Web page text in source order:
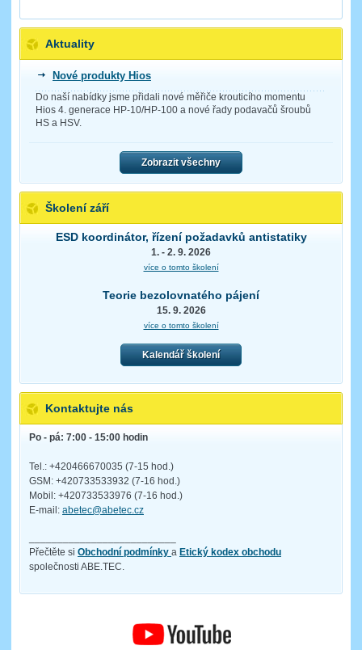
Aktuality
Nové produkty Hios
Do naší nabídky jsme přidali nové měřiče krouticího momentu
Hios 4. generace HP-10/HP-100 a nové řady podavačů šroubů
HS a HSV.
Zobrazit všechny
Školení září
ESD koordinátor, řízení požadavků antistatiky
1. - 2. 9. 2026
více o tomto školení
Teorie bezolovnatého pájení
15. 9. 2026
více o tomto školení
Kalendář školení
Kontaktujte nás
Po - pá: 7:00 - 15:00 hodin
Tel.: +420466670035 (7-15 hod.)
GSM: +420733533932 (7-16 hod.)
Mobil: +420733533976 (7-16 hod.)
E-mail: abetec@abetec.cz
Přečtěte si Obchodní podmínky a Etický kodex obchodu
společnosti ABE.TEC.